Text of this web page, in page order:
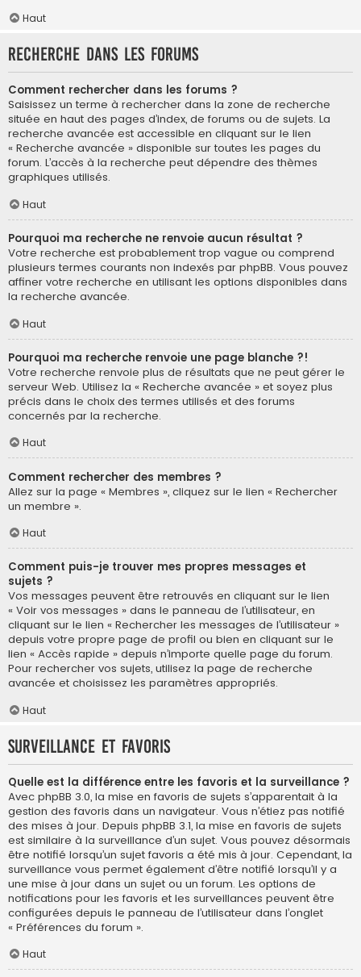
Haut
Recherche dans les forums
Comment rechercher dans les forums ?
Saisissez un terme à rechercher dans la zone de recherche
située en haut des pages d’index, de forums ou de sujets. La
recherche avancée est accessible en cliquant sur le lien
« Recherche avancée » disponible sur toutes les pages du
forum. L’accès à la recherche peut dépendre des thèmes
graphiques utilisés.
Haut
Pourquoi ma recherche ne renvoie aucun résultat ?
Votre recherche est probablement trop vague ou comprend
plusieurs termes courants non indexés par phpBB. Vous pouvez
affiner votre recherche en utilisant les options disponibles dans
la recherche avancée.
Haut
Pourquoi ma recherche renvoie une page blanche ?!
Votre recherche renvoie plus de résultats que ne peut gérer le
serveur Web. Utilisez la « Recherche avancée » et soyez plus
précis dans le choix des termes utilisés et des forums
concernés par la recherche.
Haut
Comment rechercher des membres ?
Allez sur la page « Membres », cliquez sur le lien « Rechercher
un membre ».
Haut
Comment puis-je trouver mes propres messages et
sujets ?
Vos messages peuvent être retrouvés en cliquant sur le lien
« Voir vos messages » dans le panneau de l’utilisateur, en
cliquant sur le lien « Rechercher les messages de l’utilisateur »
depuis votre propre page de profil ou bien en cliquant sur le
lien « Accès rapide » depuis n’importe quelle page du forum.
Pour rechercher vos sujets, utilisez la page de recherche
avancée et choisissez les paramètres appropriés.
Haut
Surveillance et favoris
Quelle est la différence entre les favoris et la surveillance ?
Avec phpBB 3.0, la mise en favoris de sujets s’apparentait à la
gestion des favoris dans un navigateur. Vous n’étiez pas notifié
des mises à jour. Depuis phpBB 3.1, la mise en favoris de sujets
est similaire à la surveillance d’un sujet. Vous pouvez désormais
être notifié lorsqu’un sujet favoris a été mis à jour. Cependant, la
surveillance vous permet également d’être notifié lorsqu’il y a
une mise à jour dans un sujet ou un forum. Les options de
notifications pour les favoris et les surveillances peuvent être
configurées depuis le panneau de l’utilisateur dans l’onglet
« Préférences du forum ».
Haut